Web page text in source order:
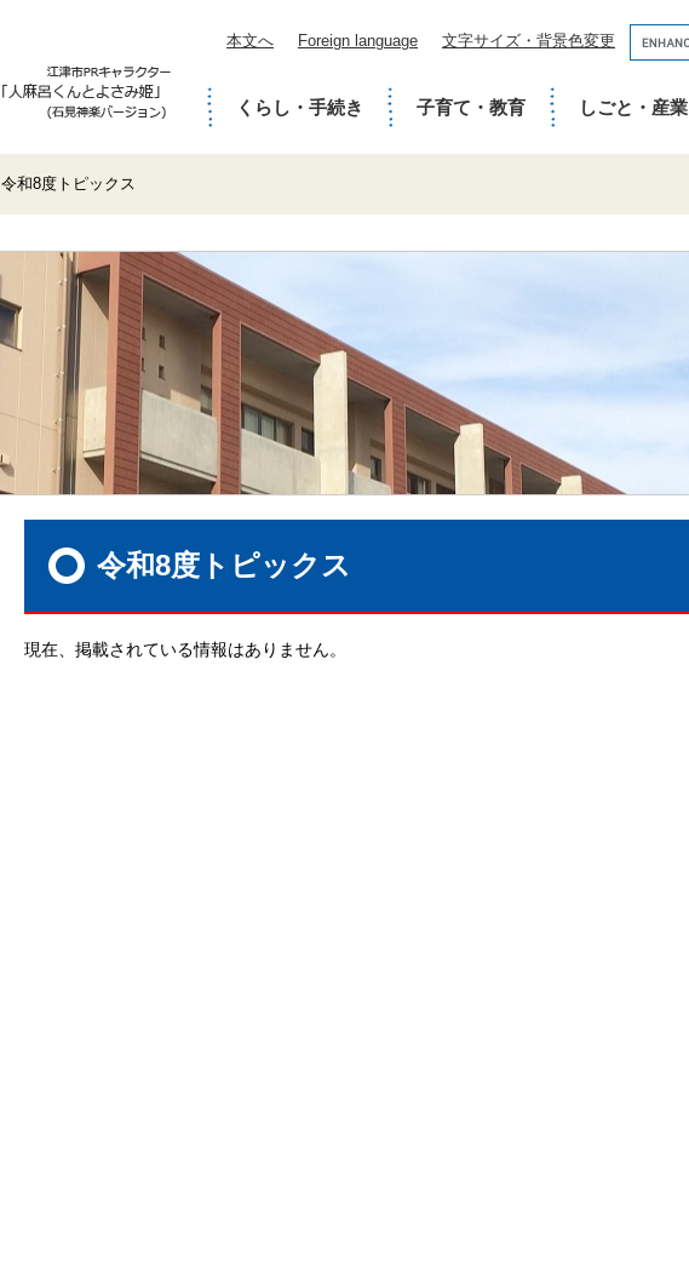
本文へ Foreign language 文字サイズ・背景色変更
ー
ワ
ド
で
が
くらし・手続き 子育て・教育 しごと・産業
令和8度トピックス
令和8度トピックス
現在、掲載されている情報はありません。